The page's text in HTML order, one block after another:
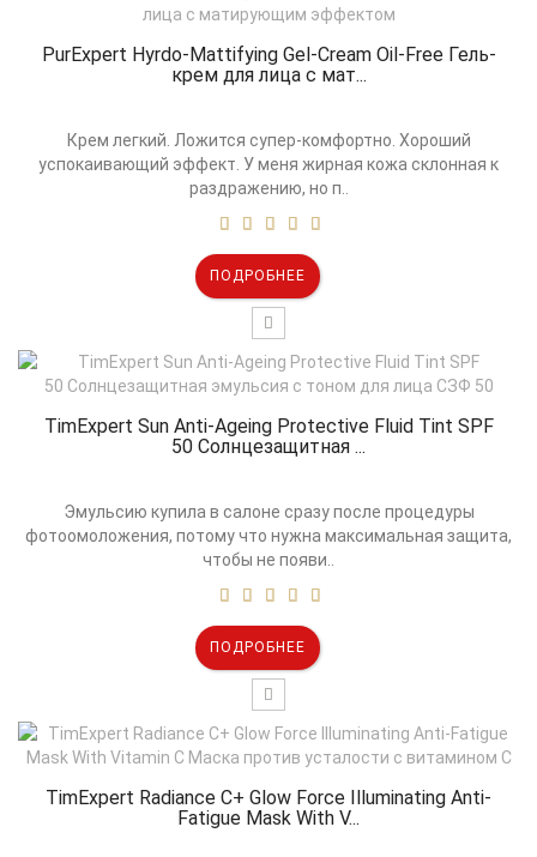
PurExpert Hyrdo-Mattifying Gel-Cream Oil-Free Гель-
крем для лица с мат...
Крем легкий. Ложится супер-комфортно. Хороший
успокаивающий эффект. У меня жирная кожа склонная к
раздражению, но п..
ПОДРОБНЕЕ
TimExpert Sun Anti-Ageing Protective Fluid Tint SPF
50 Солнцезащитная ...
Эмульсию купила в салоне сразу после процедуры
фотоомоложения, потому что нужна максимальная защита,
чтобы не появи..
ПОДРОБНЕЕ
TimExpert Radiance C+ Glow Force Illuminating Anti-
Fatigue Mask With V...